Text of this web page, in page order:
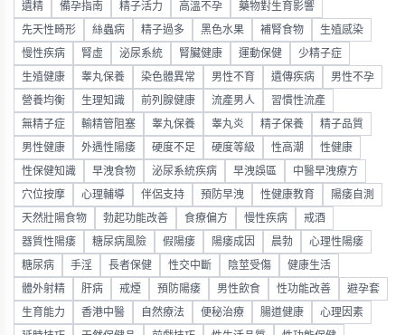
遺精 備孕指南 精子活力 高溫不孕 藥物對生育影響
先天性畸形 絲蟲病 精子過多 黑色水果 補腎食物 生殖感染
慢性疾病 腎虛 泌尿系統 腎臟健康 運動保健 少精子症
生殖健康 睾丸保養 染色體異常 男性不育 遺傳疾病 男性不孕
營養均衡 生理知識 前列腺健康 流產男人 習慣性流產
無精子症 輸精管阻塞 睾丸保養 睾丸炎 精子保養 精子品質
男性健康 外遇性陽痿 硬度不足 硬度等級 性高潮 性健康
性保健知識 早洩食物 泌尿系統疾病 早洩誤區 中醫早洩療方
穴位按摩 心理輔導 伴侶支持 預防早洩 性健康教育 陽痿自測
天然壯陽食物 勃起功能改善 食療偏方 慢性疾病 戒酒
器質性陽痿 糖尿病風險 假陽痿 陽痿成因 晨勃 心理性陽痿
糖尿病 手淫 長者保健 性交中斷 陰莖受傷 健康生活
體外射精 肝病 戒煙 預防陽痿 男性飲食 性功能改善 避孕套
生育能力 香港中醫 自然療法 便秘治療 腸道健康 心理因素